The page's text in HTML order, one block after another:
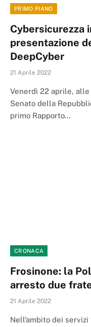
PRIMO PIANO
Cybersicurezza
presentazione
DeepCyber
21 Aprile 2022
Venerdì 22 aprile, alle
Senato della
primo Rapporto…
CRONACA
Frosinone: la
arresto due
21 Aprile 2022
Nell’ambito dei